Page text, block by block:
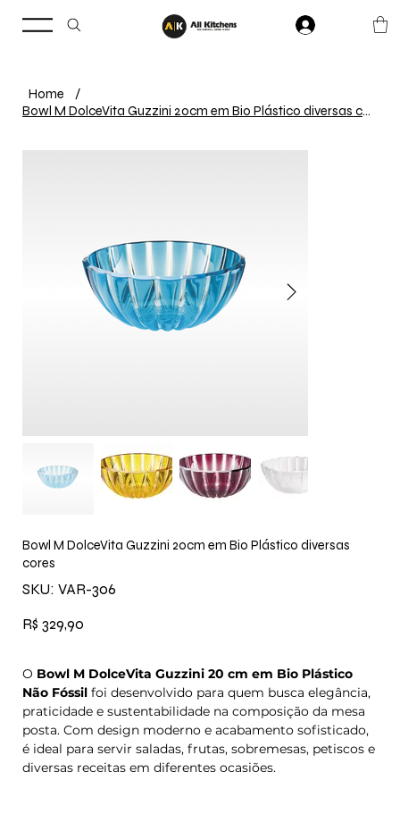
Home
/
Bowl M DolceVita Guzzini 20cm em Bio Plástico diversas cores
Bowl M DolceVita Guzzini 20cm em Bio Plástico diversas
cores
SKU: SKU
VAR-
VAR-306
Preço
R$ 329,90
O Bowl M DolceVita Guzzini 20 cm em Bio Plástico
Não Fóssilfoi desenvolvido para quem busca elegância,
praticidade e sustentabilidade na composição da mesa
posta. Com design moderno e acabamento sofisticado,
é ideal para servir saladas, frutas, sobremesas, petiscos e
diversas receitas em diferentes ocasiões.